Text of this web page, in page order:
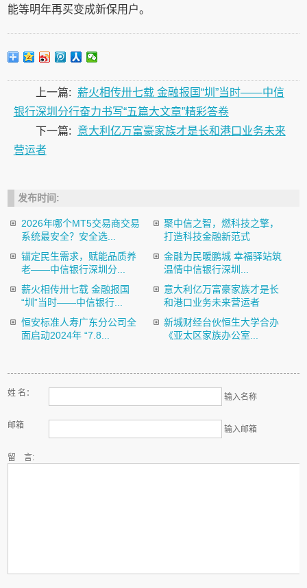
能等明年再买变成新保用户。
上一篇: 薪火相传卅七载 金融报国“圳”当时——中信
银行深圳分行奋力书写“五篇大文章”精彩答卷
下一篇:
意大利亿万富豪家族才是长和港口业务未来
营运者
发布时间:
2026年哪个MT5交易商交易
系统最安全？安全选...
聚中信之智，燃科技之擎，
打造科技金融新范式
锚定民生需求，赋能品质养
老——中信银行深圳分...
金融为民暖鹏城 幸福驿站筑
温情中信银行深圳...
薪火相传卅七载 金融报国
“圳”当时——中信银行...
意大利亿万富豪家族才是长
和港口业务未来营运者
恒安标准人寿广东分公司全
面启动2024年 “7.8...
新城财经台伙恒生大学合办
《亚太区家族办公室...
姓 名： 输入名称
邮箱 输入邮箱
留 言: